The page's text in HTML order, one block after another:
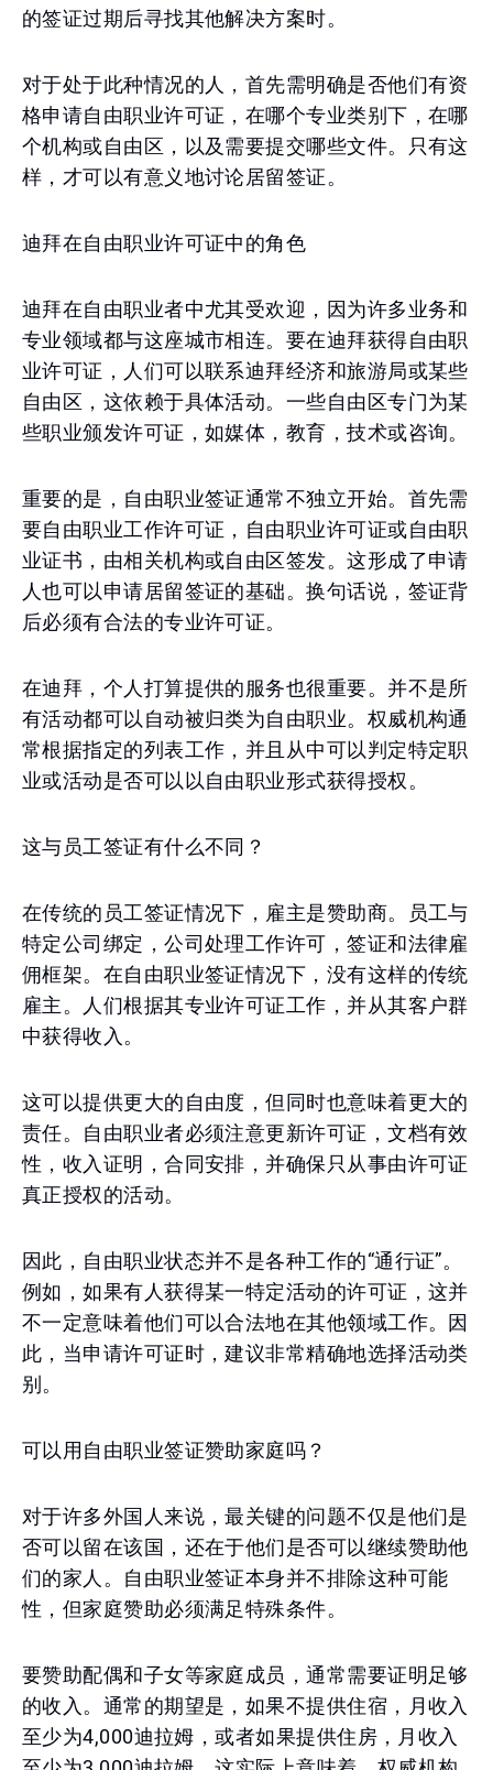
的签证过期后寻找其他解决方案时。
对于处于此种情况的人，首先需明确是否他们有资
格申请自由职业许可证，在哪个专业类别下，在哪
个机构或自由区，以及需要提交哪些文件。只有这
样，才可以有意义地讨论居留签证。
迪拜在自由职业许可证中的角色
迪拜在自由职业者中尤其受欢迎，因为许多业务和
专业领域都与这座城市相连。要在迪拜获得自由职
业许可证，人们可以联系迪拜经济和旅游局或某些
自由区，这依赖于具体活动。一些自由区专门为某
些职业颁发许可证，如媒体，教育，技术或咨询。
重要的是，自由职业签证通常不独立开始。首先需
要自由职业工作许可证，自由职业许可证或自由职
业证书，由相关机构或自由区签发。这形成了申请
人也可以申请居留签证的基础。换句话说，签证背
后必须有合法的专业许可证。
在迪拜，个人打算提供的服务也很重要。并不是所
有活动都可以自动被归类为自由职业。权威机构通
常根据指定的列表工作，并且从中可以判定特定职
业或活动是否可以以自由职业形式获得授权。
这与员工签证有什么不同？
在传统的员工签证情况下，雇主是赞助商。员工与
特定公司绑定，公司处理工作许可，签证和法律雇
佣框架。在自由职业签证情况下，没有这样的传统
雇主。人们根据其专业许可证工作，并从其客户群
中获得收入。
这可以提供更大的自由度，但同时也意味着更大的
责任。自由职业者必须注意更新许可证，文档有效
性，收入证明，合同安排，并确保只从事由许可证
真正授权的活动。
因此，自由职业状态并不是各种工作的“通行证”。
例如，如果有人获得某一特定活动的许可证，这并
不一定意味着他们可以合法地在其他领域工作。因
此，当申请许可证时，建议非常精确地选择活动类
别。
可以用自由职业签证赞助家庭吗？
对于许多外国人来说，最关键的问题不仅是他们是
否可以留在该国，还在于他们是否可以继续赞助他
们的家人。自由职业签证本身并不排除这种可能
性，但家庭赞助必须满足特殊条件。
要赞助配偶和子女等家庭成员，通常需要证明足够
的收入。通常的期望是，如果不提供住宿，月收入
至少为4,000迪拉姆，或者如果提供住房，月收入